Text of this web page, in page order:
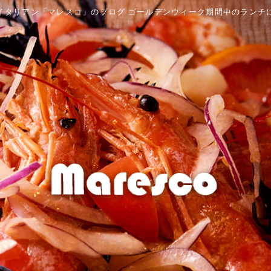
タリアン「マレスコ」のブログ ゴールデンウィーク期間中のランチ